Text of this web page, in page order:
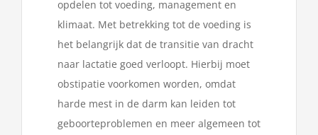
opdelen tot voeding, management en
klimaat. Met betrekking tot de voeding is
het belangrijk dat de transitie van dracht
naar lactatie goed verloopt. Hierbij moet
obstipatie voorkomen worden, omdat
harde mest in de darm kan leiden tot
geboorteproblemen en meer algemeen tot